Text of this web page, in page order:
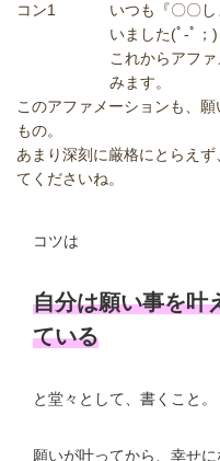
いつも『〇〇
いました(ﾟ-ﾟ；)
これからアフ
みます。
このアファメーションも、
もの。
あまり深刻に厳格にとらえ
てくださいね。
コツは
自分は願い事を叶
ている
と堂々として、書くこと。
願いが叶ってから、幸せに